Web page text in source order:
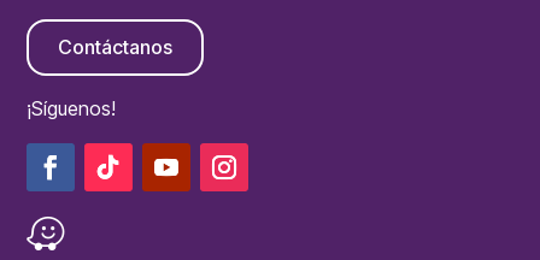
Contáctanos
¡Síguenos!